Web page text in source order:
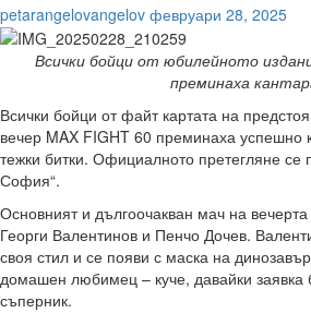
petarangelovangelov февруари 28, 2025
Всички бойци от юбилейното
преминаха
Всички бойци от файт картата на
вечер MAX FIGHT 60 преминаха успешно
тежки битки. Официалното претегляне се
София“.
Основният и дългоочакван мач на
Георги Валентинов и Пенчо Дочев.
своя стил и се появи с маска на
домашен любимец – куче, давайки заявка
съперник.